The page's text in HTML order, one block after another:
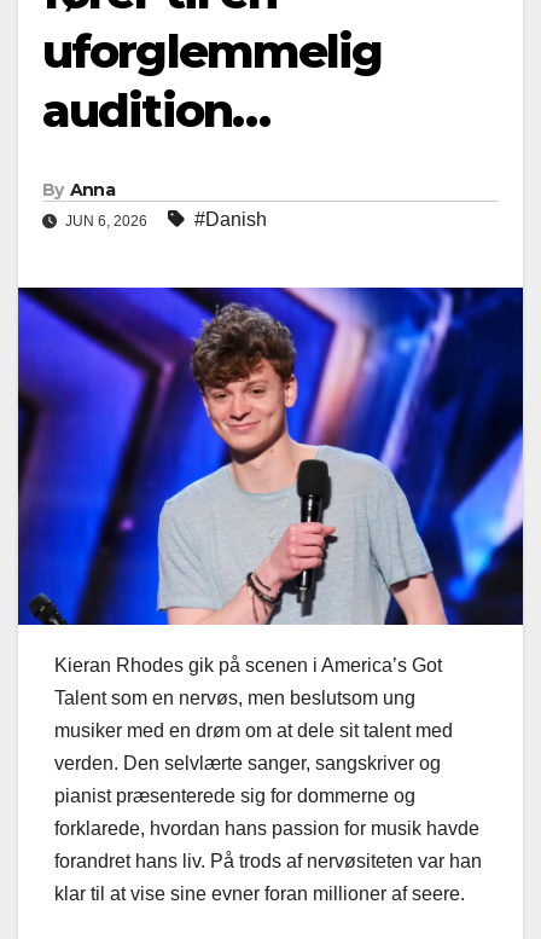
uforglemmelig
audition…
By Anna
JUN 6, 2026 #Danish
Kieran Rhodes gik på scenen i America’s Got
Talent som en nervøs, men beslutsom ung
musiker med en drøm om at dele sit talent med
verden. Den selvlærte sanger, sangskriver og
pianist præsenterede sig for dommerne og
forklarede, hvordan hans passion for musik havde
forandret hans liv. På trods af nervøsiteten var han
klar til at vise sine evner foran millioner af seere.